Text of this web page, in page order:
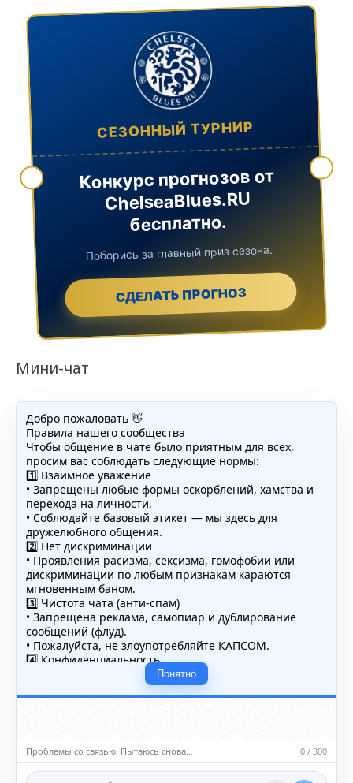
СЕЗОННЫЙ ТУРНИР
Конкурс прогнозов от
ChelseaBlues.RU
бесплатно.
Поборись за главный приз сезона.
СДЕЛАТЬ ПРОГНОЗ
Мини-чат
Добро пожаловать 👋
Правила нашего сообщества
Чтобы общение в чате было приятным для всех,
просим вас соблюдать следующие нормы:
1️⃣ Взаимное уважение
• Запрещены любые формы оскорблений, хамства и
перехода на личности.
• Соблюдайте базовый этикет — мы здесь для
дружелюбного общения.
2️⃣ Нет дискриминации
• Проявления расизма, сексизма, гомофобии или
дискриминации по любым признакам караются
мгновенным баном.
3️⃣ Чистота чата (анти-спам)
• Запрещена реклама, самопиар и дублирование
сообщений (флуд).
• Пожалуйста, не злоупотребляйте КАПСОМ.
4️⃣ Конфиденциальность
• Не публикуйте личные данные — свои или чужие
(телефоны, адреса, документы).
5️⃣ Уместность контента
насилию.
ℹ️ Модераторы и администраторы вправе удалять
сообщения и ограничивать доступ к чату при
Понятно
Проблемы со связью. Пытаюсь снова… 0 / 300